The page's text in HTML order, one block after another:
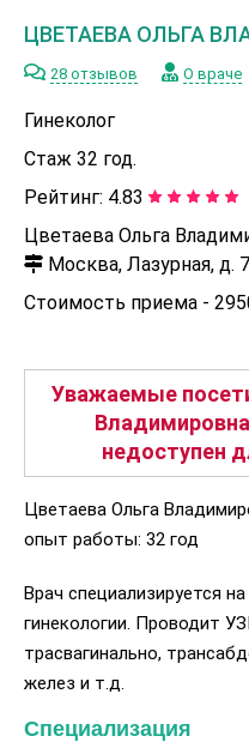
ЦВЕТАЕВА ОЛЬГА
28 отзывов О враче
Гинеколог
Стаж 32 год.
Рейтинг: 4.83
Цветаева Ольга
Москва, Лазурная, д. 7
Стоимость приема -
Уважаемые
недоступен
Цветаева Ольга
опыт работы: 32 год
Врач специализируется
гинекологии. Проводит
трасвагинально,
желез и т.д.
Специализация